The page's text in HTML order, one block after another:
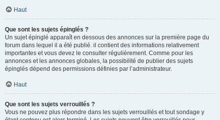
Haut
Que sont les sujets épinglés ?
Un sujet épinglé apparaît en dessous des annonces sur la première page du
forum dans lequel il a été publié. il contient des informations relativement
importantes et vous devez le consulter régulièrement. Comme pour les
annonces et les annonces globales, la possibilité de publier des sujets
épinglés dépend des permissions définies par l’administrateur.
Haut
Que sont les sujets verrouillés ?
Vous ne pouvez plus répondre dans les sujets verrouillés et tout sondage y